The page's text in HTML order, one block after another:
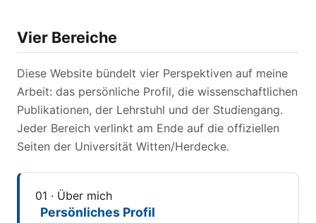
Vier Bereiche
Diese Website bündelt vier Perspektiven auf meine
Arbeit: das persönliche Profil, die wissenschaftlichen
Publikationen, der Lehrstuhl und der Studiengang.
Jeder Bereich verlinkt am Ende auf die offiziellen
Seiten der Universität Witten/Herdecke.
01 · Über mich
Persönliches Profil